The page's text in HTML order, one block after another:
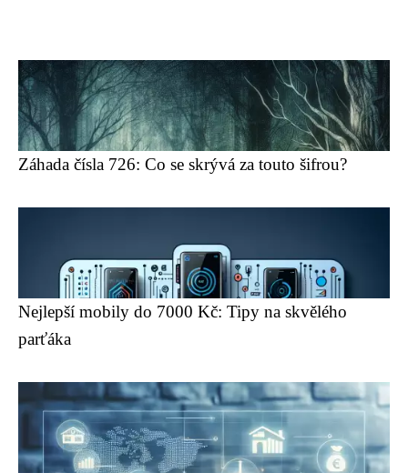
Záhada čísla 726: Co se skrývá za touto šifrou?
Nejlepší mobily do 7000 Kč: Tipy na skvělého
parťáka